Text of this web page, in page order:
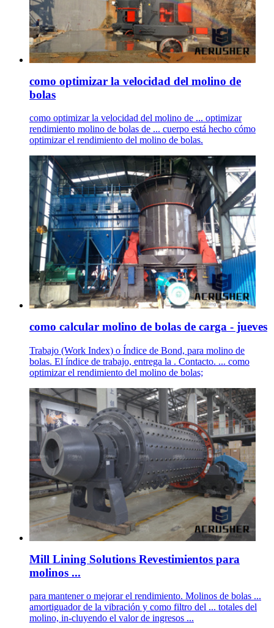
como optimizar la velocidad del molino de
bolas
como optimizar la velocidad del molino de ... optimizar
rendimiento molino de bolas de ... cuerpo está hecho cómo
optimizar el rendimiento del molino de bolas.
como calcular molino de bolas de carga - jueves
Trabajo (Work Index) o Índice de Bond, para molino de
bolas. El índice de trabajo, entrega la . Contacto. ... como
optimizar el rendimiento del molino de bolas;
Mill Lining Solutions Revestimientos para
molinos ...
para mantener o mejorar el rendimiento. Molinos de bolas ...
amortiguador de la vibración y como filtro del ... totales del
molino, in-cluyendo el valor de ingresos ...